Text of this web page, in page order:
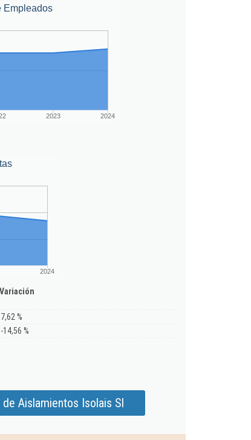
Empleados
2023 2024
2024
Variación
7,62 %
-14,56 %
Aislamientos Isolais Sl